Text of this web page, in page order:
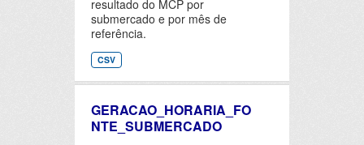
resultado do MCP por
submercado e por mês de
referência.
CSV
GERACAO_HORARIA_FO
NTE_SUBMERCADO